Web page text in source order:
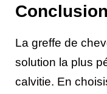
Conclusion
La greffe de
solution la plus
calvitie. En